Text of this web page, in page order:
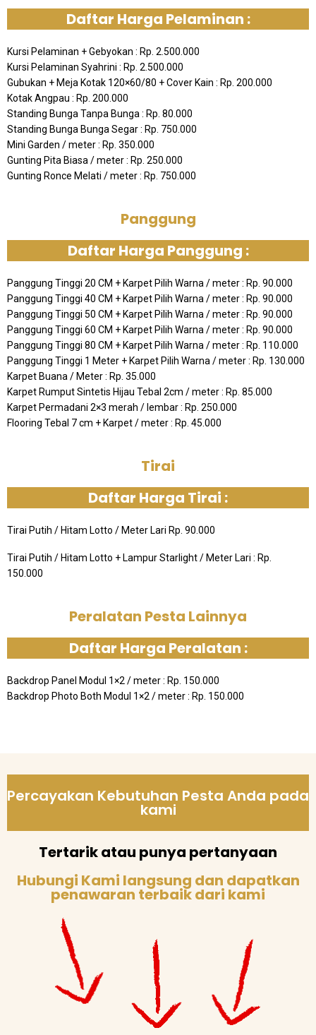
Daftar Harga Pelaminan :
Kursi Pelaminan + Gebyokan : Rp. 2.500.000
Kursi Pelaminan Syahrini : Rp. 2.500.000
Gubukan + Meja Kotak 120×60/80 + Cover Kain : Rp. 200.000
Kotak Angpau : Rp. 200.000
Standing Bunga Tanpa Bunga : Rp. 80.000
Standing Bunga Bunga Segar : Rp. 750.000
Mini Garden / meter : Rp. 350.000
Gunting Pita Biasa / meter : Rp. 250.000
Gunting Ronce Melati / meter : Rp. 750.000
Panggung
Daftar Harga Panggung :
Panggung Tinggi 20 CM + Karpet Pilih Warna / meter : Rp. 90.000
Panggung Tinggi 40 CM + Karpet Pilih Warna / meter : Rp. 90.000
Panggung Tinggi 50 CM + Karpet Pilih Warna / meter : Rp. 90.000
Panggung Tinggi 60 CM + Karpet Pilih Warna / meter : Rp. 90.000
Panggung Tinggi 80 CM + Karpet Pilih Warna / meter : Rp. 110.000
Panggung Tinggi 1 Meter + Karpet Pilih Warna / meter : Rp. 130.000
Karpet Buana / Meter : Rp. 35.000
Karpet Rumput Sintetis Hijau Tebal 2cm / meter : Rp. 85.000
Karpet Permadani 2×3 merah / lembar : Rp. 250.000
Flooring Tebal 7 cm + Karpet / meter : Rp. 45.000
Tirai
Daftar Harga Tirai :
Tirai Putih / Hitam Lotto / Meter Lari Rp. 90.000
Tirai Putih / Hitam Lotto + Lampur Starlight / Meter Lari : Rp.
150.000
Peralatan Pesta Lainnya
Daftar Harga Peralatan :
Backdrop Panel Modul 1×2 / meter : Rp. 150.000
Backdrop Photo Both Modul 1×2 / meter : Rp. 150.000
Percayakan Kebutuhan Pesta Anda pada
kami
Tertarik atau punya pertanyaan
Hubungi Kami langsung dan dapatkan
penawaran terbaik dari kami